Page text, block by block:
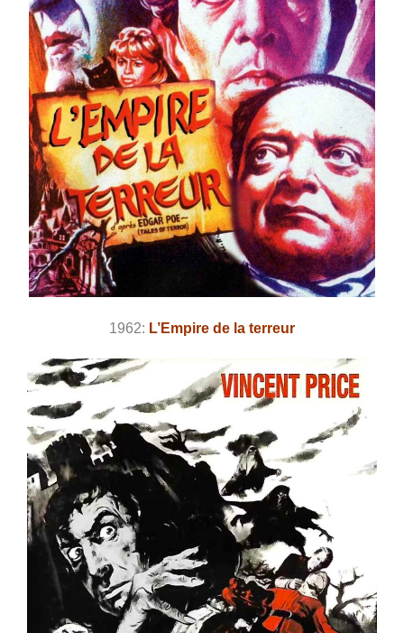
1962: L’Empire de la terreur